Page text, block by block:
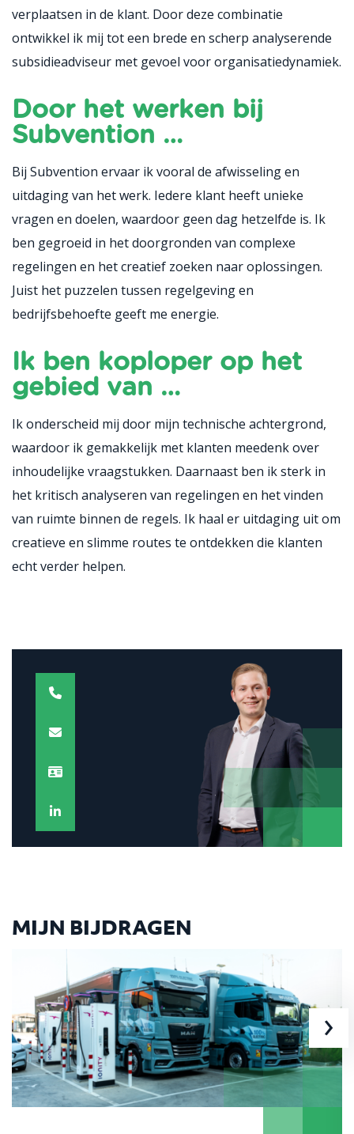
verplaatsen in de klant. Door deze combinatie
ontwikkel ik mij tot een brede en scherp analyserende
subsidieadviseur met gevoel voor organisatiedynamiek.
Door het werken bij
Subvention …
Bij Subvention ervaar ik vooral de afwisseling en
uitdaging van het werk. Iedere klant heeft unieke
vragen en doelen, waardoor geen dag hetzelfde is. Ik
ben gegroeid in het doorgronden van complexe
regelingen en het creatief zoeken naar oplossingen.
Juist het puzzelen tussen regelgeving en
bedrijfsbehoefte geeft me energie.
Ik ben koploper op het
gebied van …
Ik onderscheid mij door mijn technische achtergrond,
waardoor ik gemakkelijk met klanten meedenk over
inhoudelijke vraagstukken. Daarnaast ben ik sterk in
het kritisch analyseren van regelingen en het vinden
van ruimte binnen de regels. Ik haal er uitdaging uit om
creatieve en slimme routes te ontdekken die klanten
echt verder helpen.
MIJN BIJDRAGEN
›